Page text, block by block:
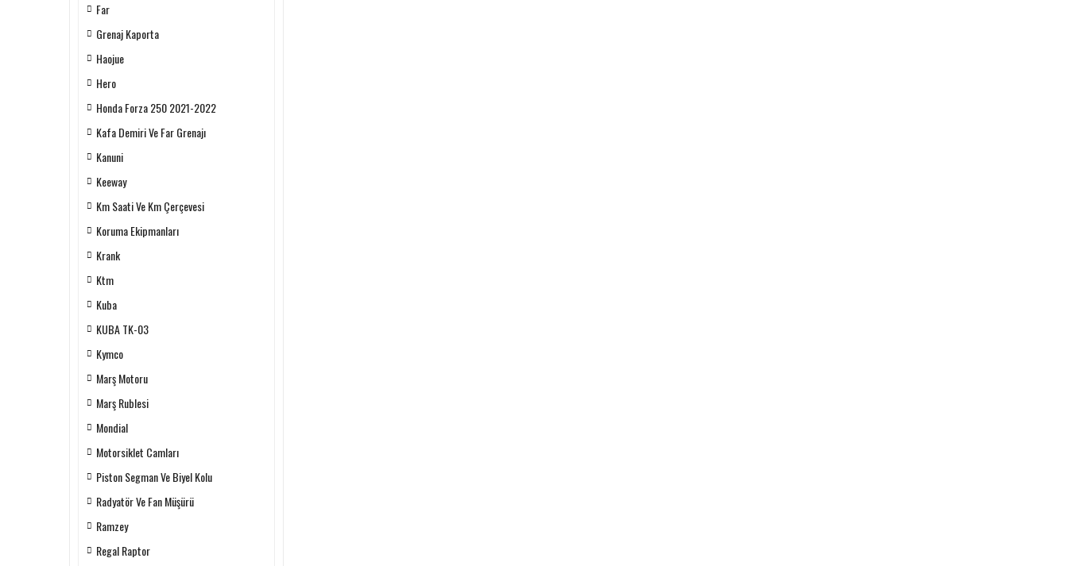
Far
Grenaj Kaporta
Haojue
Hero
Honda Forza 250 2021-2022
Kafa Demiri Ve Far Grenajı
Kanuni
Keeway
Km Saati Ve Km Çerçevesi
Koruma Ekipmanları
Krank
Ktm
Kuba
KUBA TK-03
Kymco
Marş Motoru
Marş Rublesi
Mondial
Motorsiklet Camları
Piston Segman Ve Biyel Kolu
Radyatör Ve Fan Müşürü
Ramzey
Regal Raptor